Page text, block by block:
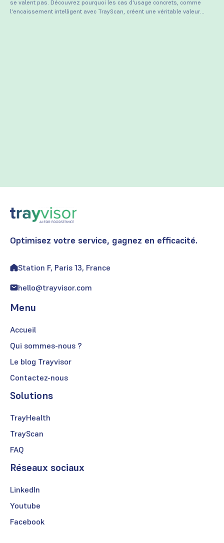
se valent pas. Découvrez pourquoi les cas d'usage concrets, comme
l'encaissement intelligent avec TrayScan, créent une véritable valeur
Optimisez votre service, gagnez en efficacité.
Station F, Paris 13, France
hello@trayvisor.com
Menu
Accueil
Qui sommes-nous ?
Le blog Trayvisor
Contactez-nous
Solutions
TrayHealth
TrayScan
FAQ
Réseaux sociaux
LinkedIn
Youtube
Facebook